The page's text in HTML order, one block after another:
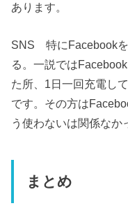
あります。
SNS 特にFacebookを
る。一説では
た所、1日一回充電し
です。その方は
う使わないは関係なか
まとめ